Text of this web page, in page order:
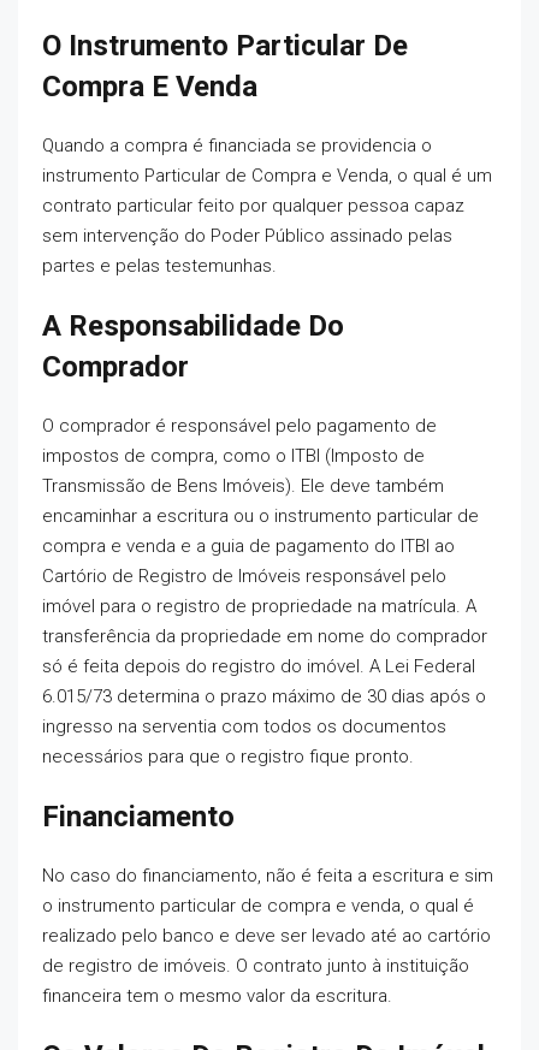
O Instrumento Particular De
Compra E Venda
Quando a compra é financiada se providencia o
instrumento Particular de Compra e Venda, o qual é um
contrato particular feito por qualquer pessoa capaz
sem intervenção do Poder Público assinado pelas
partes e pelas testemunhas.
A Responsabilidade Do
Comprador
O comprador é responsável pelo pagamento de
impostos de compra, como o ITBI (Imposto de
Transmissão de Bens Imóveis). Ele deve também
encaminhar a escritura ou o instrumento particular de
compra e venda e a guia de pagamento do ITBI ao
Cartório de Registro de Imóveis responsável pelo
imóvel para o registro de propriedade na matrícula. A
transferência da propriedade em nome do comprador
só é feita depois do registro do imóvel. A Lei Federal
6.015/73 determina o prazo máximo de 30 dias após o
ingresso na serventia com todos os documentos
necessários para que o registro fique pronto.
Financiamento
No caso do financiamento, não é feita a escritura e sim
o instrumento particular de compra e venda, o qual é
realizado pelo banco e deve ser levado até ao cartório
de registro de imóveis. O contrato junto à instituição
financeira tem o mesmo valor da escritura.